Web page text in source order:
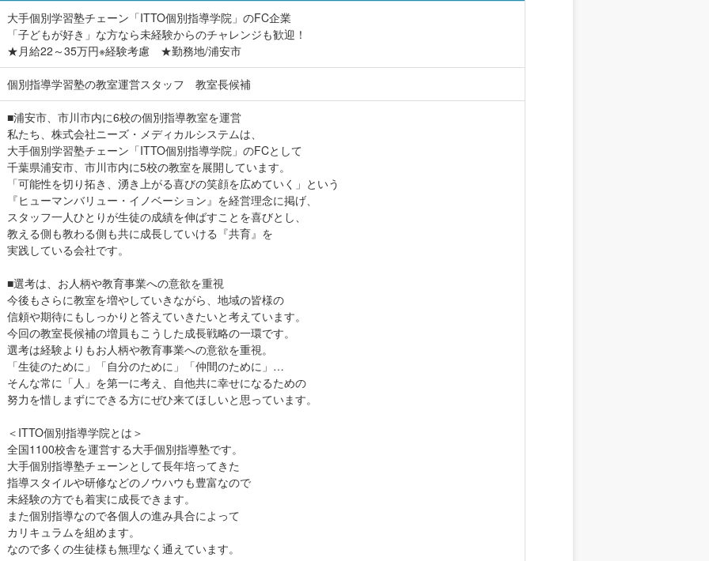
大手個別学習塾チェーン「ITTO個別指導学院」のFC企業
「子どもが好き」な方なら未経験からのチャレンジも歓迎！
★月給22～35万円※経験考慮 ★勤務地/浦安市
個別指導学習塾の教室運営スタッフ 教室長候補
■浦安市、市川市内に6校の個別指導教室を運営
私たち、株式会社ニーズ・メディカルシステムは、
大手個別学習塾チェーン「ITTO個別指導学院」のFCとして
千葉県浦安市、市川市内に5校の教室を展開しています。
「可能性を切り拓き、湧き上がる喜びの笑顔を広めていく」という
『ヒューマンバリュー・イノベーション』を経営理念に掲げ、
スタッフ一人ひとりが生徒の成績を伸ばすことを喜びとし、
教える側も教わる側も共に成長していける『共育』を
実践している会社です。
■選考は、お人柄や教育事業への意欲を重視
今後もさらに教室を増やしていきながら、地域の皆様の
信頼や期待にもしっかりと答えていきたいと考えています。
今回の教室長候補の増員もこうした成長戦略の一環です。
選考は経験よりもお人柄や教育事業への意欲を重視。
「生徒のために」「自分のために」「仲間のために」…
そんな常に「人」を第一に考え、自他共に幸せになるための
努力を惜しまずにできる方にぜひ来てほしいと思っています。
＜ITTO個別指導学院とは＞
全国1100校舎を運営する大手個別指導塾です。
大手個別指導塾チェーンとして長年培ってきた
指導スタイルや研修などのノウハウも豊富なので
未経験の方でも着実に成長できます。
また個別指導なので各個人の進み具合によって
カリキュラムを組めます。
なので多くの生徒様も無理なく通えています。